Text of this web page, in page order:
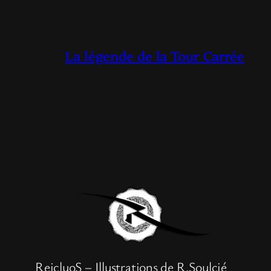
La légende de la Tour Carrée
ReicluoS – Illustrations de R.Soulcié